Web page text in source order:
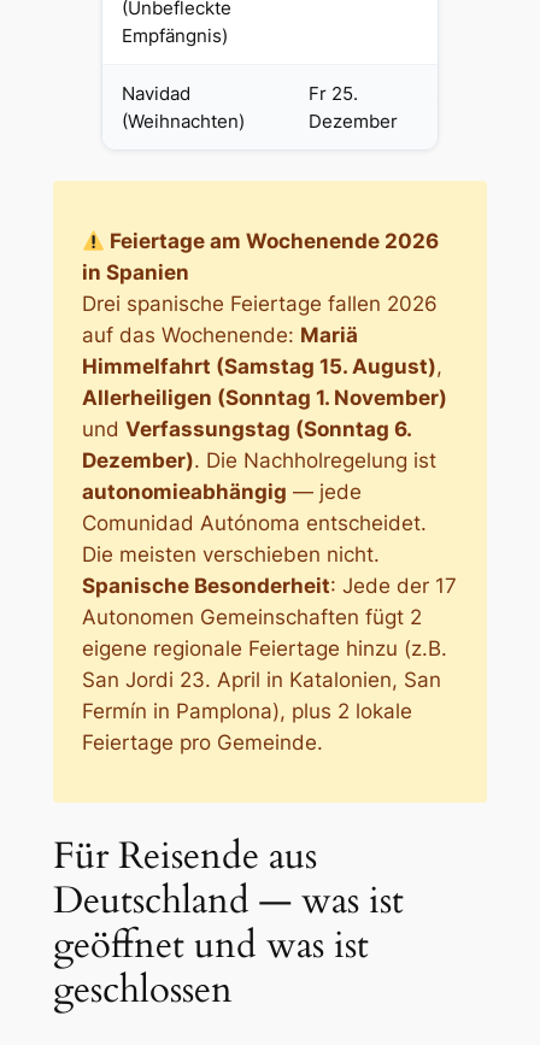
(Unbefleckte
Empfängnis)
Navidad
(Weihnachten)
Fr 25.
Dezember
Feiertage am Wochenende 2026
in Spanien
Drei spanische Feiertage fallen 2026
auf das Wochenende: Mariä
Himmelfahrt (Samstag 15. August),
Allerheiligen (Sonntag 1. November)
und Verfassungstag (Sonntag 6.
Dezember). Die Nachholregelung ist
autonomieabhängig — jede
Comunidad Autónoma entscheidet.
Die meisten verschieben nicht.
Spanische Besonderheit: Jede der 17
Autonomen Gemeinschaften fügt 2
eigene regionale Feiertage hinzu (z.B.
San Jordi 23. April in Katalonien, San
Fermín in Pamplona), plus 2 lokale
Feiertage pro Gemeinde.
Für Reisende aus
Deutschland — was ist
geöffnet und was ist
geschlossen